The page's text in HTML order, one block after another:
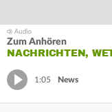
Zum Anhören
NACHRICHTEN,
1:05 News